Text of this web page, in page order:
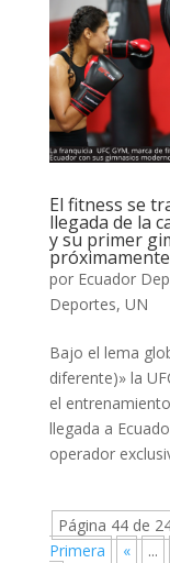
El fitness se
llegada de la
y su primer
por Ecuador
Deportes, UN
Bajo el lema
diferente)» la
el
llegada a
operador
Página 44 de
Primera
« ...